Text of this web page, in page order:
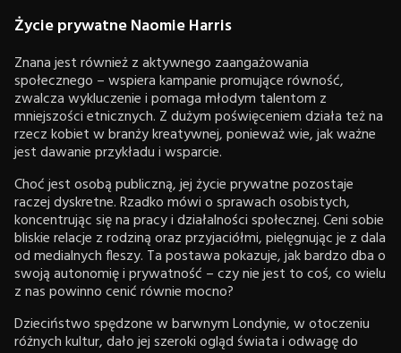
Życie prywatne Naomie Harris
Znana jest również z aktywnego zaangażowania
społecznego – wspiera kampanie promujące równość,
zwalcza wykluczenie i pomaga młodym talentom z
mniejszości etnicznych. Z dużym poświęceniem działa też na
rzecz kobiet w branży kreatywnej, ponieważ wie, jak ważne
jest dawanie przykładu i wsparcie.
Choć jest osobą publiczną, jej życie prywatne pozostaje
raczej dyskretne. Rzadko mówi o sprawach osobistych,
koncentrując się na pracy i działalności społecznej. Ceni sobie
bliskie relacje z rodziną oraz przyjaciółmi, pielęgnując je z dala
od medialnych fleszy. Ta postawa pokazuje, jak bardzo dba o
swoją autonomię i prywatność – czy nie jest to coś, co wielu
z nas powinno cenić równie mocno?
Dzieciństwo spędzone w barwnym Londynie, w otoczeniu
różnych kultur, dało jej szeroki ogląd świata i odwagę do